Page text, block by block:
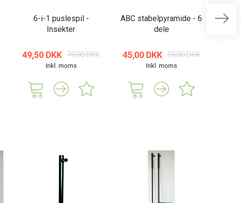
6-i-1 puslespil -
Insekter
49,50 DKK 79,00 DKK
Inkl. moms
ABC stabelpyramide - 6
dele
45,00 DKK 59,00 DKK
Inkl. moms